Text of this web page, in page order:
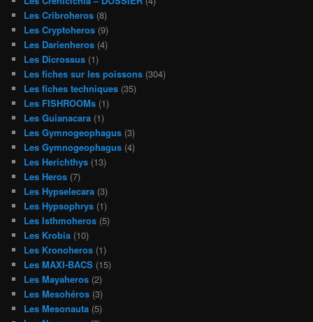
Les Cribroheros (8)
Les Cryptoheros (9)
Les Darienheros (4)
Les Dicrossus (1)
Les fiches sur les poissons (304)
Les fiches techniques (35)
Les FISHROOMs (1)
Les Guianacara (1)
Les Gymnogeophagus (3)
Les Gymnogeophagus (4)
Les Herichthys (13)
Les Heros (7)
Les Hypselecara (3)
Les Hypsophrys (1)
Les Isthmoheros (5)
Les Krobia (10)
Les Kronoheros (1)
Les MAXI-BACS (15)
Les Mayaheros (2)
Les Mesohéros (3)
Les Mesonauta (5)